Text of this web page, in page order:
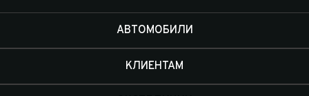
АВТОМОБИЛИ
КЛИЕНТАМ